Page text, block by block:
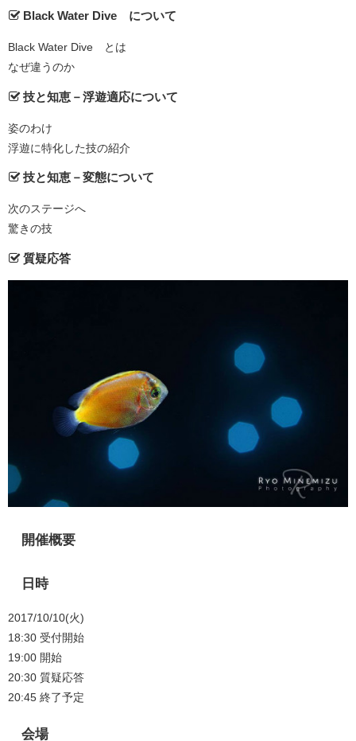
Black Water Dive®について
Black Water Dive®とは
なぜ違うのか
技と知恵－浮遊適応について
姿のわけ
浮遊に特化した技の紹介
技と知恵－変態について
次のステージへ
驚きの技
質疑応答
開催概要
日時
2017/10/10(火)
18:30 受付開始
19:00 開始
20:30 質疑応答
20:45 終了予定
会場